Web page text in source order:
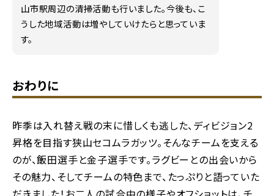
山市駅周辺の清掃活動も行いました。今後も、こ
うした地域活動は増やしていけたらと思っていま
す。
おわりに
昨季は入れ替え戦の末に惜しくも逃した、ディビジョン2
昇格を目指す狭山セコムラガッツ。そんなチームを支える
のが、飯田選手と金子選手です。ラグビーとの出会いから
その魅力、そしてチームの特色まで、たっぷりと語っていた